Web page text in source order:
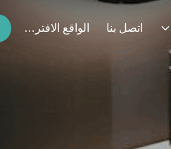
اتصل بنا الواقع الافتراضي